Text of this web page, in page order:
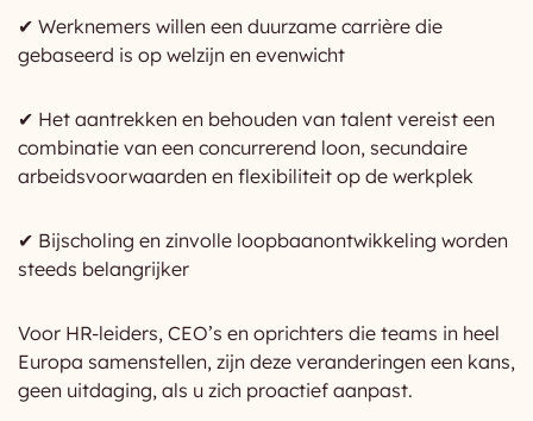
✔ Werknemers willen een duurzame carrière die
gebaseerd is op welzijn en evenwicht
✔ Het aantrekken en behouden van talent vereist een
combinatie van een concurrerend loon, secundaire
arbeidsvoorwaarden en flexibiliteit op de werkplek
✔ Bijscholing en zinvolle loopbaanontwikkeling worden
steeds belangrijker
Voor HR-leiders, CEO’s en oprichters die teams in heel
Europa samenstellen, zijn deze veranderingen een kans,
geen uitdaging, als u zich proactief aanpast.